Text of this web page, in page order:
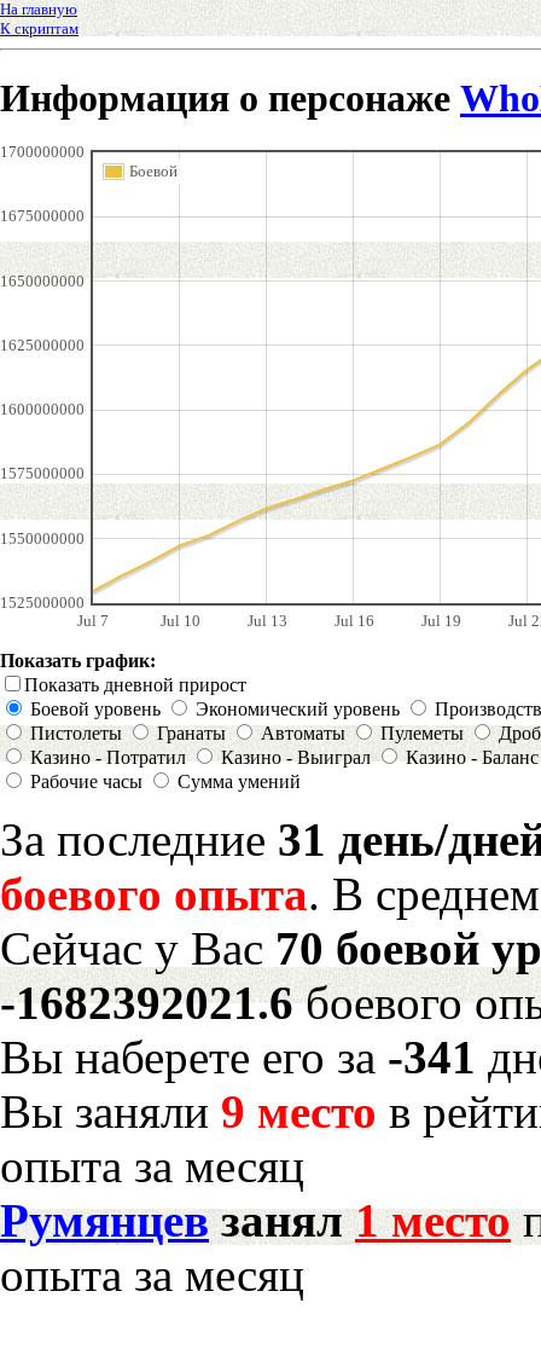
На главную
К скриптам
Информация о персонаже
Jul 7 Jul 10 Jul 13 Jul 16 Jul 19 Jul
1525000000
1550000000
1575000000
1600000000
1625000000
1650000000
1675000000
1700000000
Боевой
Показать график:
Показать дневной прирост
Боевой уровень
Экономический уровень
Пистолеты
Гранаты Автоматы Пулеметы
Казино - Потратил
Казино - Выиграл
Казино - Баланс
Рабочие часы
Сумма умений
За последние 31 день/
боевого опыта. В
Сейчас у Вас 70 боевой
-1682392021.6боевого
Вы наберете его за -341
Вы заняли 9 место в
опыта за месяц
Румянцевзанял1 место
опыта за месяц